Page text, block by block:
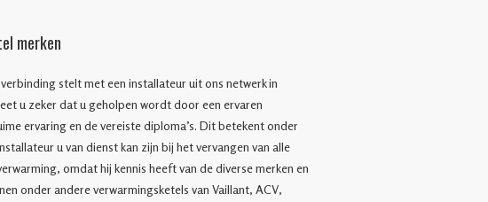
merken
stelt met een installateur uit ons netwerk in
u zeker dat u geholpen wordt door een ervaren
ervaring en de vereiste diploma’s. Dit betekent onder
u van dienst kan zijn bij het vervangen van alle
omdat hij kennis heeft van de diverse merken en
onder andere verwarmingsketels van Vaillant, ACV,